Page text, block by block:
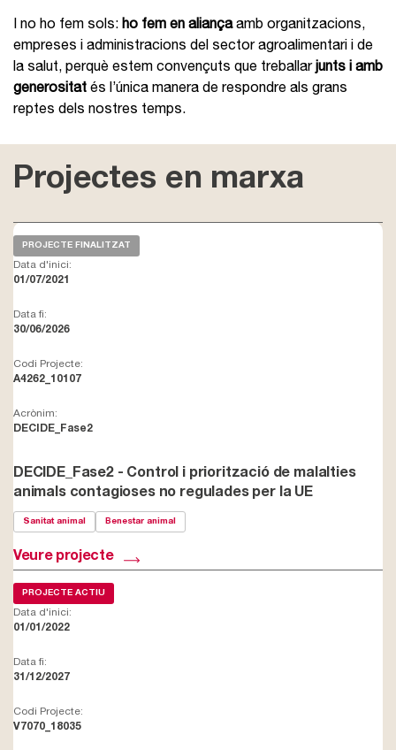
I no ho fem sols: ho fem en aliançaamb organitzacions,
empreses i administracions del sector agroalimentari i de
la salut, perquè estem convençuts que treballarjunts i amb
generositat és l’única manera de respondre als grans
reptes dels nostres temps.
Projectes en marxa
PROJECTE FINALITZAT
Data d'inici:
01/07/2021
Data fi:
30/06/2026
Codi Projecte:
A4262_10107
Acrònim:
DECIDE_Fase2
DECIDE_Fase2 - Control i priorització de malalties
animals contagioses no regulades per la UE
Sanitat animal Benestar animal
Veure projecte
PROJECTE ACTIU
Data d'inici:
01/01/2022
Data fi:
31/12/2027
Codi Projecte:
V7070_18035